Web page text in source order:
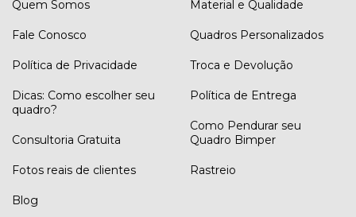
Quem Somos
Fale Conosco
Política de Privacidade
Dicas: Como escolher seu
quadro?
Consultoria Gratuita
Fotos reais de clientes
Blog
Material e Qualidade
Quadros Personalizados
Troca e Devolução
Política de Entrega
Como Pendurar seu
Quadro Bimper
Rastreio